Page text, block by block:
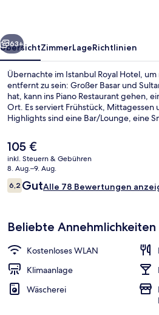
Weiter
63+
ÜbersichtZimmerLageRichtlinien
Übernachte im Istanbul Royal Hotel,
entfernt zu sein: Großer Basar und
hat, kann ins Piano Restaurant gehen,
Ort. Es serviert Frühstück, Mittagessen
Highlights sind eine Bar/Lounge, eine
Verkehrsmitteln entfernt: Zur U-Bahn
Station Aksaray Tram) bzw. 6 Minuten
University).
Der
aktuelle
Preis
beträgt
105 €.
105 €
inkl. Steuern & Gebühren
8. Aug.–9. Aug.
Bewertungen
6,26,2 von 10.
GutAlle 78 Bewertungen
Beliebte Annehmlichkeiten
Kostenloses WLAN
Klimaanlage
Wäscherei